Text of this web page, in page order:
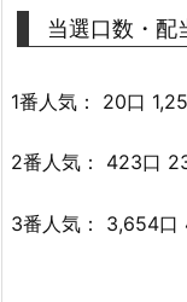
当選口数・配
1番人気： 20口
2番人気： 423口
3番人気： 3,654口